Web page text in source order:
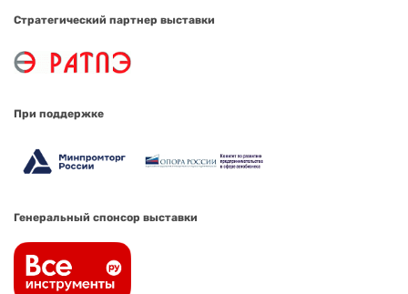
Стратегический партнер выставки
При поддержке
Генеральный спонсор выставки